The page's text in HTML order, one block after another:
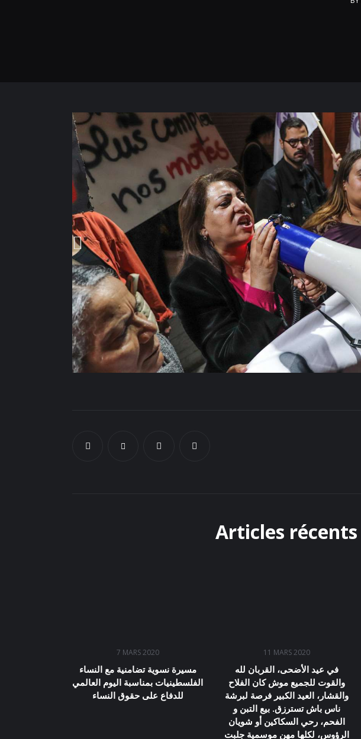
Articles récents
7 MARS 2020
مسيرة نسوية تضامنية مع النساء
الفلسطينيات بمناسبة اليوم العالمي
للدفاع على حقوق النساء
11 MARS 2020
في عيد الأضحى، القربان لله
والقوت للجميع موش كان الفلاح
والقشار، العيد الكبير فرصة لبرشة
ناس باش تسترزق. بيع التبن و
الفحم، رحي السكاكين أو شويان
الرؤوس، لكلها مهن موسمية جلبت